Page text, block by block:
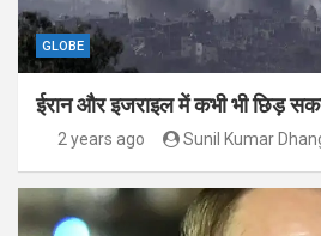
GLOBE
ईरान और इजराइल में कभी भी छिड़
2 years ago Sunil Kumar